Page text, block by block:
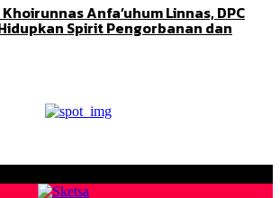
Anfa’uhum Linnas, DPC
Spirit Pengorbanan dan